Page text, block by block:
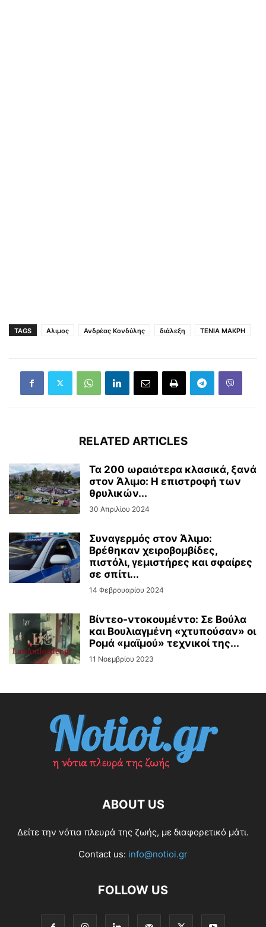
TAGS Αλιμος Ανδρέας Κονδύλης διάλεξη ΤΕΝΙΑ ΜΑΚΡΗ
RELATED ARTICLES
Τα 200 ωραιότερα κλασικά, ξανά
στον Άλιμο: Η επιστροφή των
θρυλικών...
30 Απριλίου 2024
Συναγερμός στον Άλιμο:
Βρέθηκαν χειροβομβίδες,
πιστόλι, γεμιστήρες και σφαίρες
σε σπίτι...
14 Φεβρουαρίου 2024
Βίντεo-ντοκουμέντο: Σε Βούλα
και Βουλιαγμένη «χτυπούσαν» οι
Ρομά «μαϊμού» τεχνικοί της...
11 Νοεμβρίου 2023
ABOUT US
Δείτε την νότια πλευρά της ζωής, με διαφορετικό μάτι.
Contact us: info@notioi.gr
FOLLOW US